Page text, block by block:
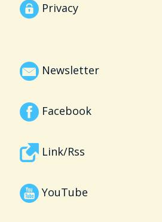
Privacy
Newsletter
Facebook
Link/Rss
YouTube